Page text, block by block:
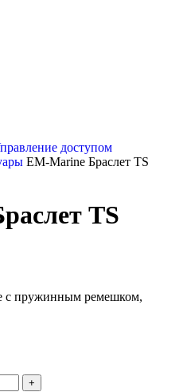
доступом
EM-Marine Браслет TS
TS
с пружинным ремешком,